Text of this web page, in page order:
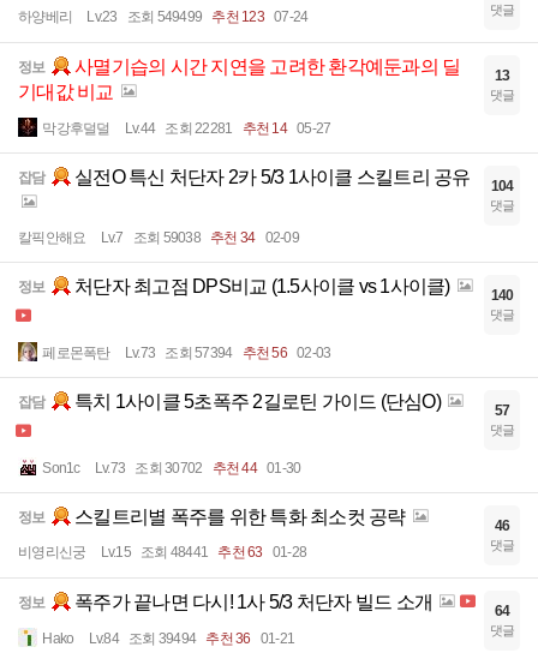
하양베리 Lv.23 조회 549499 추천 123 07-24 댓글
정보
사멸기습의 시간 지연을 고려한 환각예둔과의 딜
기대값 비교
막강후덜덜 Lv.44 조회 22281 추천 14 05-27
13
댓글
잡담 실전O 특신 처단자 2카 5/3 1사이클 스킬트리 공유
칼픽안해요 Lv.7 조회 59038 추천 34 02-09
104
댓글
정보 처단자 최고점 DPS비교 (1.5사이클 vs 1사이클)
페로몬폭탄 Lv.73 조회 57394 추천 56 02-03
140
댓글
잡담 특치 1사이클 5초폭주 2길로틴 가이드 (단심O)
Son1c Lv.73 조회 30702 추천 44 01-30
57
댓글
정보 스킬트리별 폭주를 위한 특화 최소컷 공략
비영리신궁 Lv.15 조회 48441 추천 63 01-28
46
댓글
정보 폭주가 끝나면 다시! 1사 5/3 처단자 빌드 소개
Hako Lv.84 조회 39494 추천 36 01-21
64
댓글